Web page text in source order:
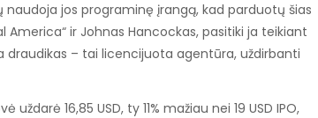
jos programinę įrangą, kad parduotų šias
America“ ir Johnas Hancockas, pasitiki ja teikiant
draudikas – tai licencijuota agentūra, uždirbanti
16,85 USD, ty 11% mažiau nei 19 USD IPO,